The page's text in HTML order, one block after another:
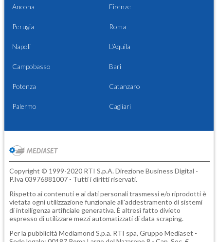
Ancona Firenze
Perugia Roma
Napoli L'Aquila
Campobasso Bari
Potenza Catanzaro
Palermo Cagliari
Copyright © 1999-2020 RTI S.p.A. Direzione Business Digital -
P.Iva 03976881007 - Tutti i diritti riservati.
Rispetto ai contenuti e ai dati personali trasmessi e/o riprodotti è
vietata ogni utilizzazione funzionale all'addestramento di sistemi
di intelligenza artificiale generativa. È altresì fatto divieto
espresso di utilizzare mezzi automatizzati di data scraping.
Per la pubblicità Mediamond S.p.a. RTI spa, Gruppo Mediaset -